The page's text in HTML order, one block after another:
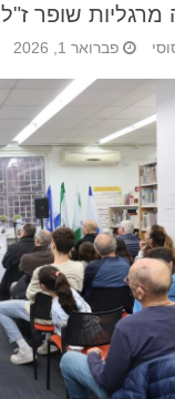
שופר ז"ל
פברואר 1, 2026